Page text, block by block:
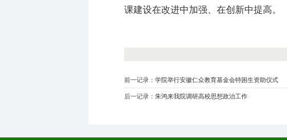
课建设在改进中加强、在创新中提高。
前一记录： 学院举行安徽仁众教育基金会特困生资助仪式
后一记录： 朱鸿来我院调研高校思想政治工作